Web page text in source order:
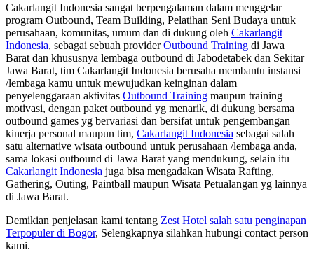
Cakarlangit Indonesia sangat berpengalaman dalam menggelar
program Outbound, Team Building, Pelatihan Seni Budaya untuk
perusahaan, komunitas, umum dan di dukung oleh Cakarlangit
Indonesia, sebagai sebuah providerOutbound Training di Jawa
Barat dan khususnya lembaga outbound di Jabodetabek dan Sekitar
Jawa Barat, tim Cakarlangit Indonesia berusaha membantu instansi
/lembaga kamu untuk mewujudkan keinginan dalam
penyelenggaraan aktivitas Outbound Training maupun training
motivasi, dengan paket outbound yg menarik, di dukung bersama
outbound games yg bervariasi dan bersifat untuk pengembangan
kinerja personal maupun tim, Cakarlangit Indonesia sebagai salah
satu alternative wisata outbound untuk perusahaan /lembaga anda,
sama lokasi outbound di Jawa Barat yang mendukung, selain itu
Cakarlangit Indonesia juga bisa mengadakan Wisata Rafting,
Gathering, Outing, Paintball maupun Wisata Petualangan yg lainnya
di Jawa Barat.
Demikian penjelasan kami tentang Zest Hotel salah satu penginapan
Terpopuler di Bogor, Selengkapnya silahkan hubungi contact person
kami.